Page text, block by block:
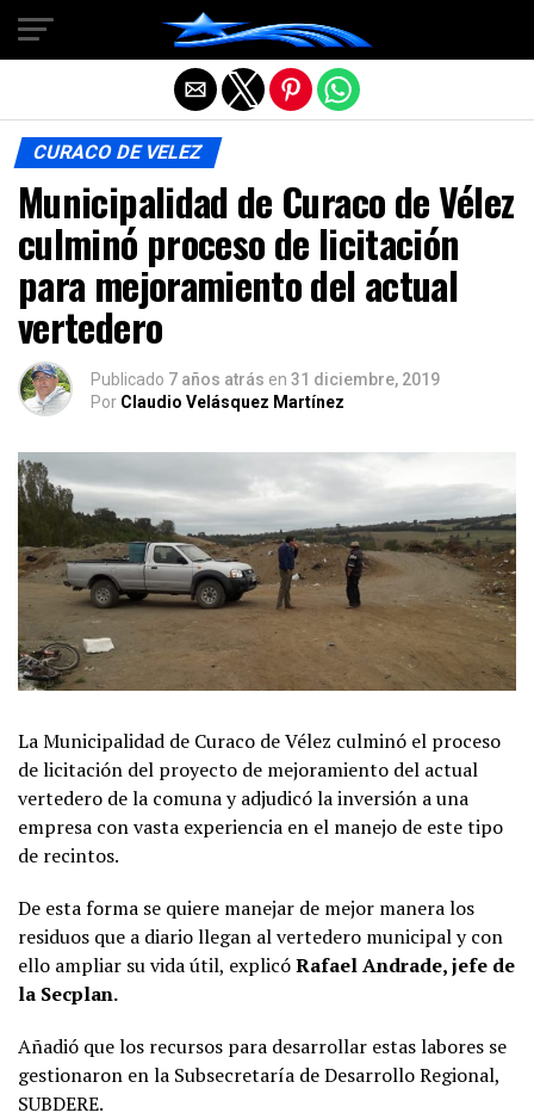
CURACO DE VELEZ
Municipalidad de Curaco de Vélez
culminó proceso de licitación
para mejoramiento del actual
vertedero
Publicado 7 años atrás en 31 diciembre, 2019
Por Claudio Velásquez Martínez
La Municipalidad de Curaco de Vélez culminó el proceso
de licitación del proyecto de mejoramiento del actual
vertedero de la comuna y adjudicó la inversión a una
empresa con vasta experiencia en el manejo de este tipo
de recintos.
De esta forma se quiere manejar de mejor manera los
residuos que a diario llegan al vertedero municipal y con
ello ampliar su vida útil, explicóRafael Andrade, jefe de
la Secplan.
Añadió que los recursos para desarrollar estas labores se
gestionaron en la Subsecretaría de Desarrollo Regional,
SUBDERE.
Salir de la versión móvil